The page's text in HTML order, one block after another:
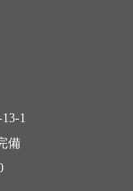
1
備